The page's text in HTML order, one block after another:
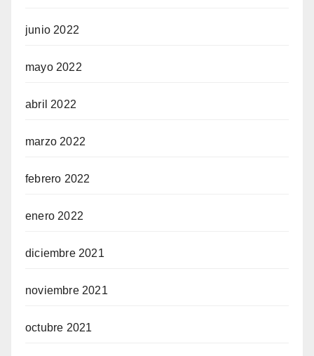
junio 2022
mayo 2022
abril 2022
marzo 2022
febrero 2022
enero 2022
diciembre 2021
noviembre 2021
octubre 2021